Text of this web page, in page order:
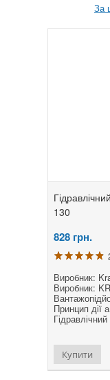
За
130
828 грн.
Виробник:
Виробник:
Принцип дії
Гідравлічний
Купити